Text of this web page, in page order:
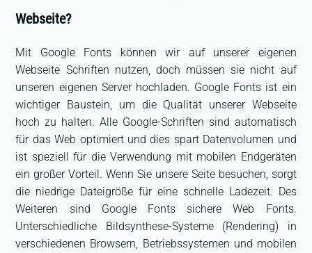
Webseite?
Mit Google Fonts können wir auf unserer eigenen
Webseite Schriften nutzen, doch müssen sie nicht auf
unseren eigenen Server hochladen. Google Fonts ist ein
wichtiger Baustein, um die Qualität unserer Webseite
hoch zu halten. Alle Google-Schriften sind automatisch
für das Web optimiert und dies spart Datenvolumen und
ist speziell für die Verwendung mit mobilen Endgeräten
ein großer Vorteil. Wenn Sie unsere Seite besuchen, sorgt
die niedrige Dateigröße für eine schnelle Ladezeit. Des
Weiteren sind Google Fonts sichere Web Fonts.
Unterschiedliche Bildsynthese-Systeme (Rendering) in
verschiedenen Browsern, Betriebssystemen und mobilen